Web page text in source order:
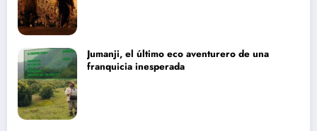
Jumanji, el último eco aventurero de una
franquicia inesperada